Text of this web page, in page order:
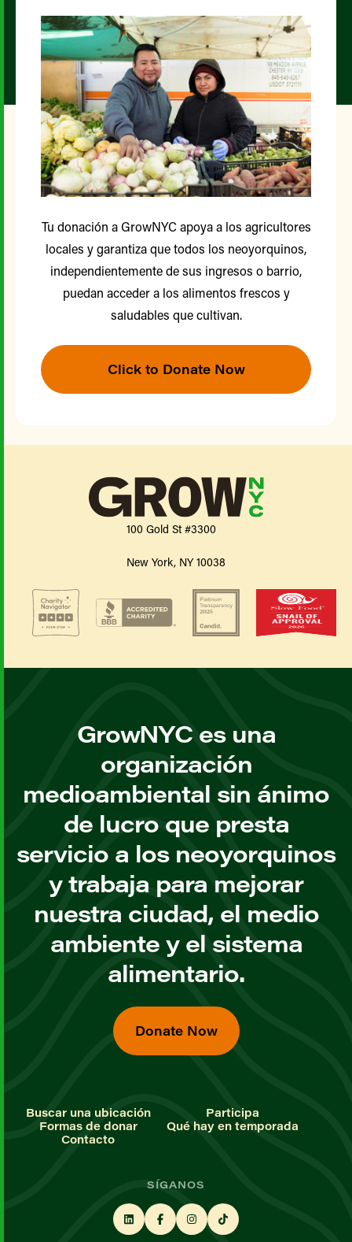
Tu donación a GrowNYC apoya a los agricultores
locales y garantiza que todos los neoyorquinos,
independientemente de sus ingresos o barrio,
puedan acceder a los alimentos frescos y
saludables que cultivan.
Click to Donate Now
100 Gold St #3300
New York, NY 10038
GrowNYC es una
organización
medioambiental sin ánimo
de lucro que presta
servicio a los neoyorquinos
y trabaja para mejorar
nuestra ciudad, el medio
ambiente y el sistema
alimentario.
Donate Now
Buscar una ubicación
Participa
Formas de donar
Qué hay en temporada
Contacto
SÍGANOS